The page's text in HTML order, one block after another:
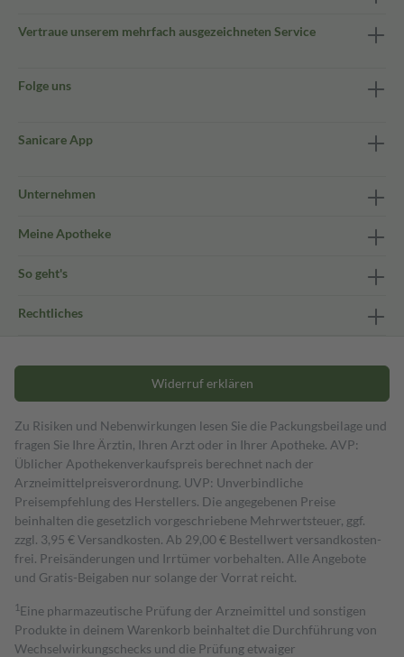
Vertraue unserem mehrfach ausgezeichneten Service
Folge uns
Sanicare App
Unternehmen
Meine Apotheke
So geht's
Rechtliches
Widerruf erklären
Zu Risiken und Nebenwirkungen lesen Sie die Packungsbeilage und
fragen Sie Ihre Ärztin, Ihren Arzt oder in Ihrer Apotheke. AVP:
Üblicher Apothekenverkaufspreis berechnet nach der
Arzneimittelpreisverordnung. UVP: Unverbindliche
Preisempfehlung des Herstellers. Die angegebenen Preise
beinhalten die gesetzlich vorgeschriebene Mehrwertsteuer, ggf.
zzgl. 3,95 € Versandkosten. Ab 29,00 € Bestell­wert versand­kosten­
frei. Preisänderungen und Irrtümer vorbehalten. Alle Angebote
und Gratis-Beigaben nur solange der Vorrat reicht.
1 Eine pharmazeutische Prüfung der Arzneimittel und sonstigen
Produkte in deinem Warenkorb beinhaltet die Durchführung von
Wechselwirkungschecks und die Prüfung etwaiger